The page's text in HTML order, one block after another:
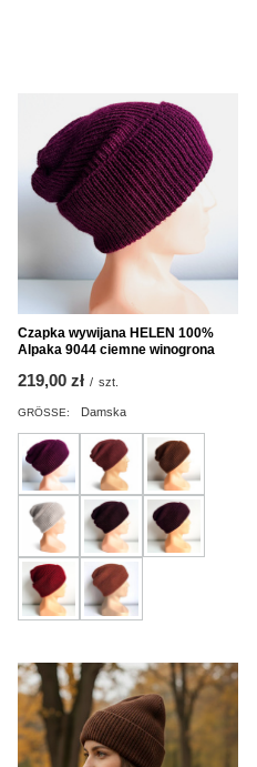
Czapka wywijana HELEN 100%
Alpaka 9044 ciemne winogrona
219,00 zł / szt.
GRÖSSE: Damska